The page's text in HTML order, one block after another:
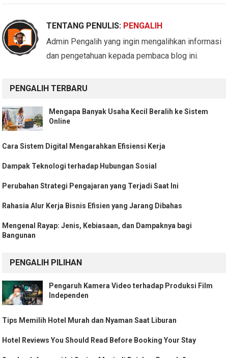
TENTANG PENULIS: PENGALIH
Admin Pengalih yang ingin mengalihkan informasi
dan pengetahuan kepada pembaca blog ini.
PENGALIH TERBARU
Mengapa Banyak Usaha Kecil Beralih ke Sistem
Online
Cara Sistem Digital Mengarahkan Efisiensi Kerja
Dampak Teknologi terhadap Hubungan Sosial
Perubahan Strategi Pengajaran yang Terjadi Saat Ini
Rahasia Alur Kerja Bisnis Efisien yang Jarang Dibahas
Mengenal Rayap: Jenis, Kebiasaan, dan Dampaknya bagi
Bangunan
PENGALIH PILIHAN
Pengaruh Kamera Video terhadap Produksi Film
Independen
Tips Memilih Hotel Murah dan Nyaman Saat Liburan
Hotel Reviews You Should Read Before Booking Your Stay